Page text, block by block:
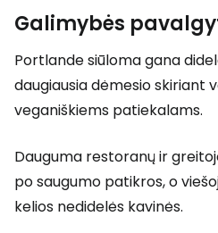
Galimybės
Portlande siūloma gana
daugiausia dėmesio skiriant
veganiškiems patiekalams.
Dauguma restoranų ir
po saugumo patikros, o
kelios nedidelės kavinės.